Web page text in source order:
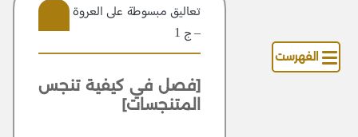
الفهرست
تعاليق مبسوطة علی العروة الوثقی
– ج 1
[فصل في كيفية تنجس
المتنجسات]